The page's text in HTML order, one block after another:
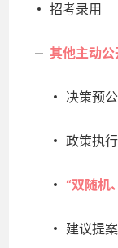
招考录用
其他主动
决策预
政策执
“双随机
建议提